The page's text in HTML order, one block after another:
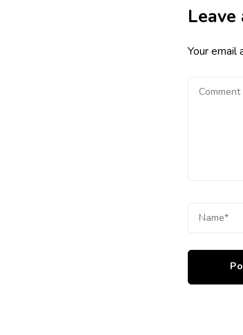
Leave
Your email